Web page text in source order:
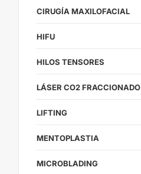
CIRUGÍA MAXILOFACIAL
HIFU
HILOS TENSORES
LÁSER CO2 FRACCIONADO
LIFTING
MENTOPLASTIA
MICROBLADING